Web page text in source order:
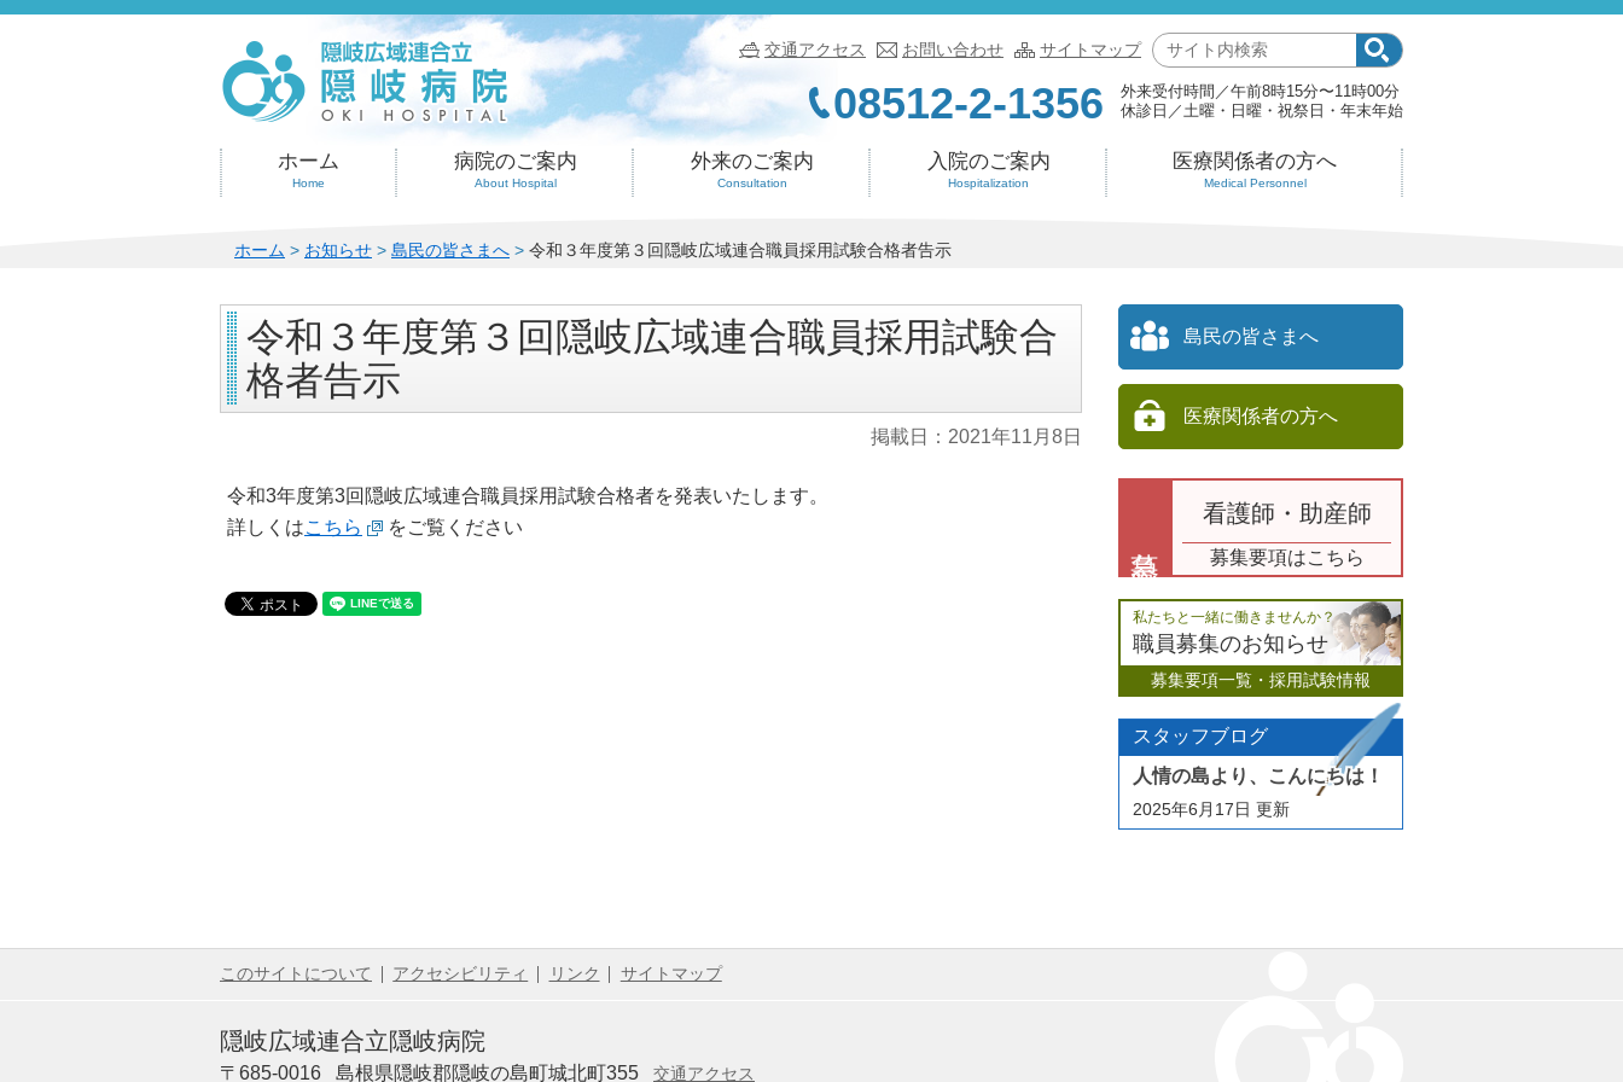
このページの本文へ
交通アクセス お問い合わせ サイトマップ
サ
検
索:
08512-2-1356 外来受付時間
午前8時15分〜11時00分
休診日
土曜・日曜・祝祭日・年末年始
ホーム
Home
病院のご案内
About Hospital
外来のご案内
Consultation
入院のご案内
Hospitalization
医療関係者の方へ
Medical Personnel
こ
ペ
ー
ジ
の
位
ホーム > お知らせ > 島民の皆さまへ > 令和３年度第３回隠岐広域連合職員採用試験合格者告示
令和３年度第３回隠岐広域連合職員採用試験合
格者告示
掲載日： 2021年11月8日
令和3年度第3回隠岐広域連合職員採用試験合格者を発表いたします。
詳しくはこちら をご覧ください
島民の皆さまへ
医療関係者の方へ
看護師・助産師
募集要項はこちら
私たちと一緒に働きませんか？
職員募集のお知らせ
募集要項一覧・採用試験情報
スタッフブログ
人情の島より、こんにちは！
2025年6月17日 更新
このサイトについて アクセシビリティ リンク サイトマップ
隠岐広域連合立隠岐病院
〒685-0016 島根県隠岐郡隠岐の島町城北町355 交通アクセス